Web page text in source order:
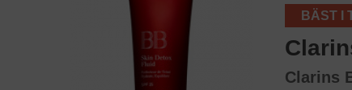
BÄST I
Clarins